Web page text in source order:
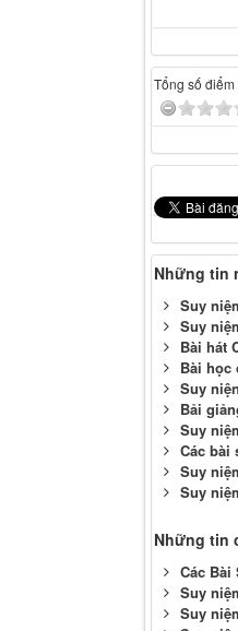
Tổng số
Những tin
Suy
Suy
Bài hát
Bài học
Suy
Bải
Suy
Các bài
Suy
Suy
Những tin
Các Bài
Suy
Suy